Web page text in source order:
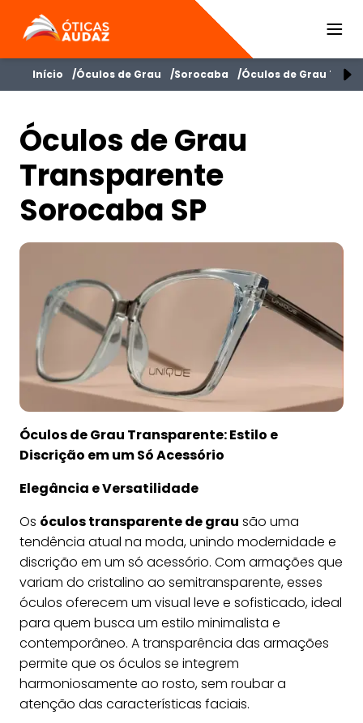
ÓTICAS AUDAZ
Início Óculos de Grau Sorocaba Óculos de Grau
Óculos de Grau
Transparente
Sorocaba SP
Óculos de Grau Transparente: Estilo e
Discrição em um Só Acessório
Elegância e Versatilidade
Os óculos transparente de grau são uma
tendência atual na moda, unindo modernidade e
discrição em um só acessório. Com armações que
variam do cristalino ao semitransparente, esses
óculos oferecem um visual leve e sofisticado, ideal
para quem busca um estilo minimalista e
contemporâneo. A transparência das armações
permite que os óculos se integrem
harmoniosamente ao rosto, sem roubar a
atenção das características faciais.